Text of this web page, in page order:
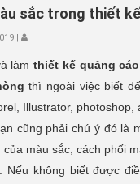
sắc trong thiết kế
|
làmthiết kế quảng
thì ngoài việc biết
Illustrator, photoshop,
cũng phải chú ý đó là
màu sắc, cách phối
Nếu không biết được